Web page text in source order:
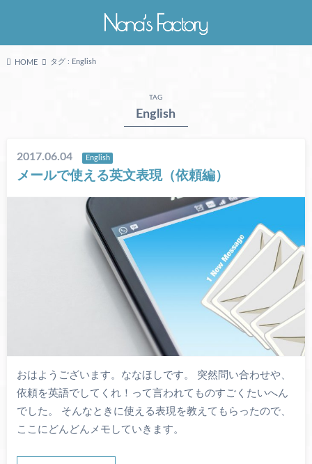
HOME タグ : English
TAG
English
2017.06.04 English
メールで使える英文表現（依頼編）
おはようございます。ななほしです。 突然問い合わせや、
依頼を英語でしてくれ！って言われてものすごくたいへん
でした。 そんなときに使える表現を教えてもらったので、
ここにどんどんメモしていきます。